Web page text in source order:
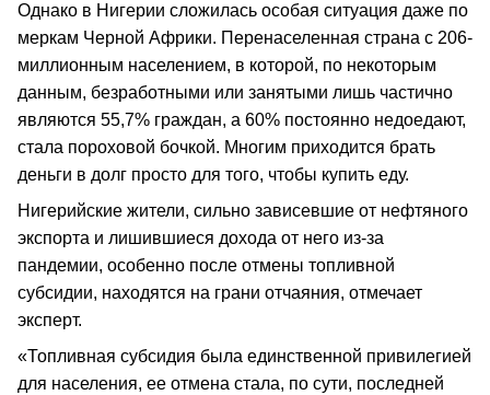
Однако в Нигерии сложилась особая ситуация даже по
меркам Черной Африки. Перенаселенная страна с 206-
миллионным населением, в которой, по некоторым
данным, безработными или занятыми лишь частично
являются 55,7% граждан, а 60% постоянно недоедают,
стала пороховой бочкой. Многим приходится брать
деньги в долг просто для того, чтобы купить еду.
Нигерийские жители, сильно зависевшие от нефтяного
экспорта и лишившиеся дохода от него из-за
пандемии, особенно после отмены топливной
субсидии, находятся на грани отчаяния, отмечает
эксперт.
«Топливная субсидия была единственной привилегией
для населения, ее отмена стала, по сути, последней